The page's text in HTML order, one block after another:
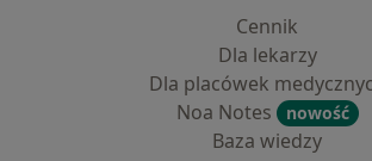
Cennik
Dla lekarzy
Dla placówek
Noa Notes
nowość
Baza wiedzy